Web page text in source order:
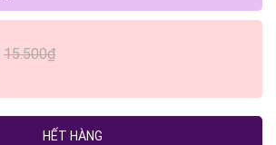
15.500₫
HẾT HÀNG